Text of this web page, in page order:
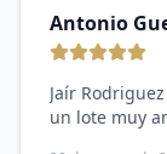
JAIR
Antonio
Jaír
un lote muy